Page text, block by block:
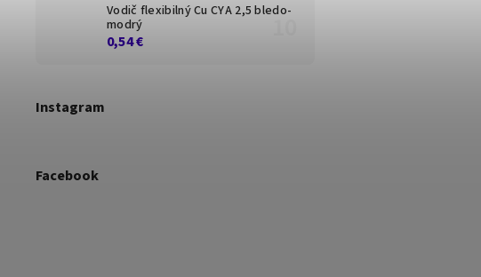
Vodič flexibilný Cu CYA 2,5 bledo-
modrý
0,54 €
Instagram
Facebook